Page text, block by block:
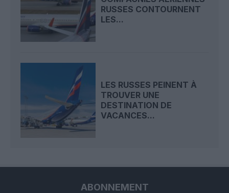
RUSSES CONTOURNENT
LES...
LES RUSSES PEINENT À
TROUVER UNE
DESTINATION DE
VACANCES...
ABONNEMENT